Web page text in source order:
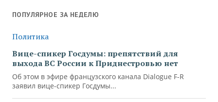
ПОПУЛЯРНОЕ ЗА НЕДЕЛЮ
Политика
Вице-спикер Госдумы: препятствий для
выхода ВС России к Приднестровью нет
Об этом в эфире французского канала Dialogue F-R
заявил вице-спикер Госдумы...